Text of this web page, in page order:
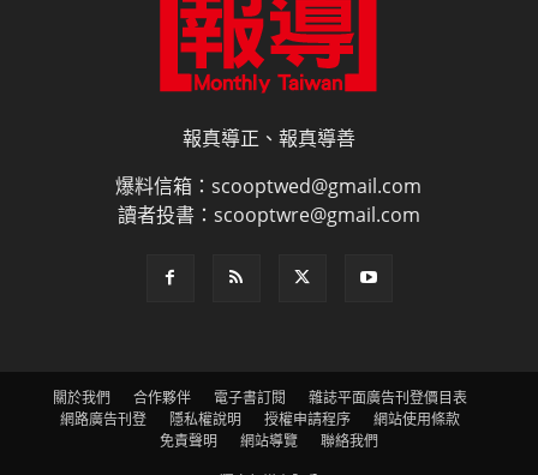
報真導正、報真導善
爆料信箱：scooptwed@gmail.com
讀者投書：scooptwre@gmail.com
關於我們 合作夥伴 電子書訂閱
雜誌平面廣告刊登價目表
網路廣告刊登
隱私權說明 授權申請程序
網站使用條款
免責聲明
網站導覽
聯絡我們